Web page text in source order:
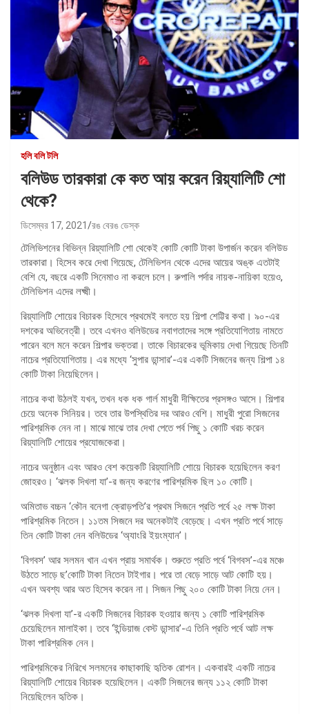
হলি বলি টলি
বলিউড তারকারা কে কত আয় করেন রিয়্যালিটি শো
থেকে?
ডিসেম্বর 17, 2021 রঙ বেরঙ ডেস্ক
টেলিভিশনের বিভিন্ন রিয়্যালিটি শো থেকেই কোটি কোটি টাকা উপার্জন করেন বলিউড
তারকারা। হিসেব করে দেখা গিয়েছে, টেলিভিশন থেকে এদের আয়ের অঙ্ক এতটাই
বেশি যে, বছরে একটি সিনেমাও না করলে চলে। রুপালি পর্দার নায়ক-নায়িকা হয়েও,
টেলিভিশন এদের লক্ষ্মী।
রিয়্যালিটি শোয়ের বিচারক হিসেবে প্রথমেই বলতে হয় শিল্পা শেট্টির কথা। ৯০-এর
দশকের অভিনেত্রী। তবে এখনও বলিউডের নবাগতাদের সঙ্গে প্রতিযোগিতায় নামতে
পারেন বলে মনে করেন শিল্পার ভক্তরা। তাকে বিচারকের ভূমিকায় দেখা গিয়েছে তিনটি
নাচের প্রতিযোগিতায়। এর মধ্যে ‘সুপার ডান্সার’-এর একটি সিজনের জন্য শিল্পা ১৪
কোটি টাকা নিয়েছিলেন।
নাচের কথা উঠলই যখন, তখন ধক ধক গার্ল মাধুরী দীক্ষিতের প্রসঙ্গও আসে। শিল্পার
চেয়ে অনেক সিনিয়র। তবে তার উপস্থিতির দর আরও বেশি। মাধুরী পুরো সিজনের
পারিশ্রমিক নেন না। মাঝে মাঝে তার দেখা পেতে পর্ব পিছু ১ কোটি খরচ করেন
রিয়্যালিটি শোয়ের প্রযোজকেরা।
নাচের অনুষ্ঠান এবং আরও বেশ কয়েকটি রিয়্যালিটি শোয়ে বিচারক হয়েছিলেন করণ
জোহরও। ‘ঝলক দিখলা যা’-র জন্য করণের পারিশ্রমিক ছিল ১০ কোটি।
অমিতাভ বচ্চন ‘কৌন বনেগা ক্রোড়পতি’র প্রথম সিজনে প্রতি পর্বে ২৫ লক্ষ টাকা
পারিশ্রমিক নিতেন। ১১তম সিজনে দর অনেকটাই বেড়েছে। এখন প্রতি পর্বে সাড়ে
তিন কোটি টাকা নেন বলিউডের ‘অ্যাংরি ইয়ংম্যান’।
‘বিগবস’ আর সলমন খান এখন প্রায় সমার্থক। শুরুতে প্রতি পর্বে ‘বিগবস’-এর মঞ্চে
উঠতে সাড়ে ছ’কোটি টাকা নিতেন টাইগার। পরে তা বেড়ে সাড়ে আট কোটি হয়।
এখন অবশ্য আর অত হিসেব করেন না। সিজন পিছু ২০০ কোটি টাকা নিয়ে নেন।
‘ঝলক দিখলা যা’-র একটি সিজনের বিচারক হওয়ার জন্য ১ কোটি পারিশ্রমিক
চেয়েছিলেন মালাইকা। তবে ‘ইন্ডিয়াজ বেস্ট ডান্সার’-এ তিনি প্রতি পর্বে আট লক্ষ
টাকা পারিশ্রমিক নেন।
পারিশ্রমিকের নিরিখে সলমনের কাছাকাছি হৃতিক রোশন। একবারই একটি নাচের
রিয়্যালিটি শোয়ের বিচারক হয়েছিলেন। একটি সিজনের জন্য ১১২ কোটি টাকা
নিয়েছিলেন হৃতিক।